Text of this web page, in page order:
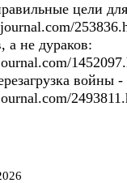
цели
а не дураков:
войны